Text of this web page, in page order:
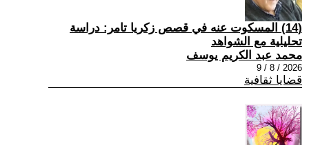
(14) المسكوت عنه في قصص زكريا تامر: دراسة
تحليلية مع الشواهد
محمد عبد الكريم يوسف
2026 / 8 / 9
قضايا ثقافية